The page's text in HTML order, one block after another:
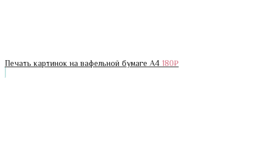
Печать картинок на вафельной бумаге А4 180₽